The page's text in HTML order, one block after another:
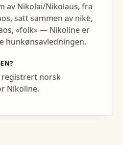
av Nikolai/Nikolaus, fra
satt sammen av nikē,
«folk» — Nikoline er
hunkønsavledningen.
registrert norsk
Nikoline.